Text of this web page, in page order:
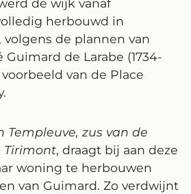
de wijk vanaf
herbouwd in
volgens de plannen van
de Larabe (1734-
van de Place
Templeuve, zus van de
Tirimont, draagt bij aan deze
woning te herbouwen
van Guimard. Zo verdwijnt